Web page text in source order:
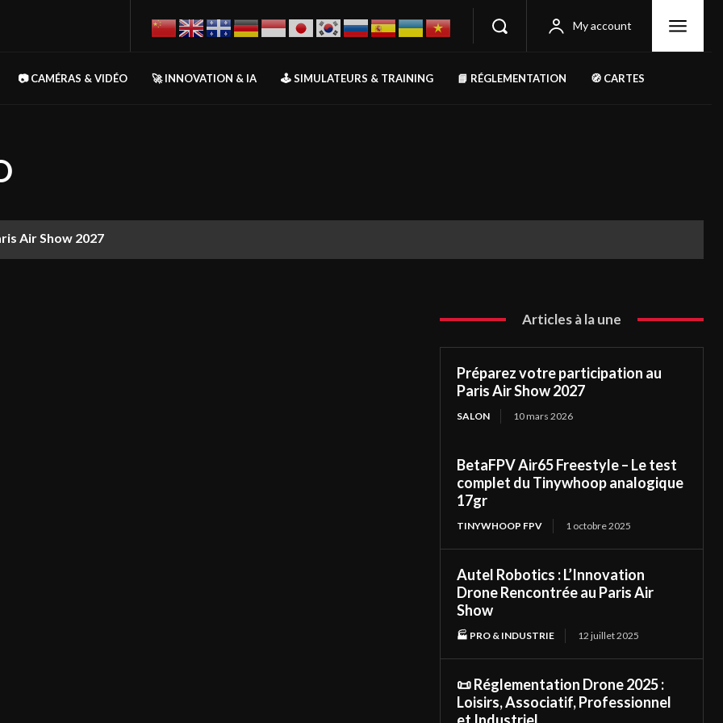
My account
📷 CAMÉRAS & VIDÉO 🚀 INNOVATION & IA 🕹️ SIMULATEURS & TRAINING 📘 RÉGLEMENTATION 🧭 CARTES
Air Show 2027
Articles à la une
Préparez votre participation au
Paris Air Show 2027
SALON 10 mars 2026
BetaFPV Air65 Freestyle – Le test
complet du Tinywhoop analogique
17gr
TINYWHOOP FPV 1 octobre 2025
Autel Robotics : L’Innovation
Drone Rencontrée au Paris Air
Show
🏭 PRO & INDUSTRIE 12 juillet 2025
📜 Réglementation Drone 2025 :
Loisirs, Associatif, Professionnel